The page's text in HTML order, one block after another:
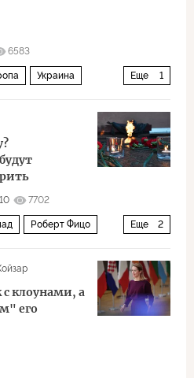
6583
Еще 1
Украина
10 7702
Еще 2
Роберт Фицо
с клоунами, а
его